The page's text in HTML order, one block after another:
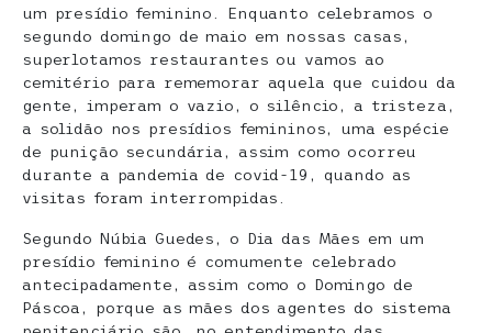
um presídio feminino. Enquanto celebramos o
segundo domingo de maio em nossas casas,
superlotamos restaurantes ou vamos ao
cemitério para rememorar aquela que cuidou da
gente, imperam o vazio, o silêncio, a tristeza,
a solidão nos presídios femininos, uma espécie
de punição secundária, assim como ocorreu
durante a pandemia de covid-19, quando as
visitas foram interrompidas.
Segundo Núbia Guedes, o Dia das Mães em um
presídio feminino é comumente celebrado
antecipadamente, assim como o Domingo de
Páscoa, porque as mães dos agentes do sistema